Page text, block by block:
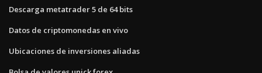
Descarga metatrader 5 de 64 bits
Datos de criptomonedas en vivo
Ubicaciones de inversiones aliadas